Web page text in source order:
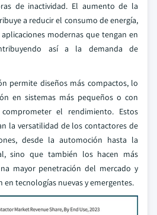
de inactividad. El aumento de la
a reducir el consumo de energía,
modernas que tengan en
así a la demanda de
permite diseños más compactos, lo
en sistemas más pequeños o con
el rendimiento. Estos
la versatilidad de los contactores de
desde la automoción hasta la
sino que también los hacen más
mayor penetración del mercado y
tecnologías nuevas y emergentes.